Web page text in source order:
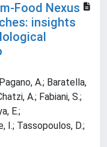
Food Nexus
insights
A.; Baratella,
A.; Fabiani, S.;
E.;
I.; Tassopoulos, D.;